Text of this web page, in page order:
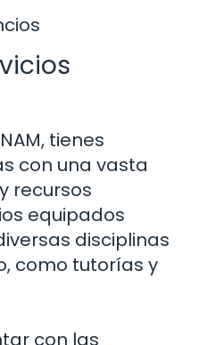
tienes
con una vasta
recursos
equipados
disciplinas
como tutorías y
con las